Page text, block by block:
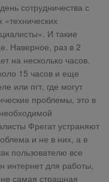
сотрудничества с
И такие
Наверное, раз в 2
на несколько часов.
15 часов и еще
или пгт, где могут
проблемы, это в
Фрегат устраняют
и не в них, а в
пользователю все
интернет для работы,
самая страшная